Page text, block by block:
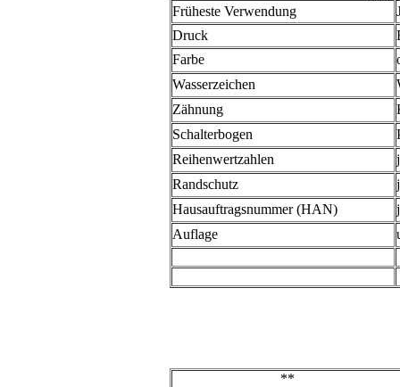
Früheste Verwendung
Druck
Farbe
Wasserzeichen
Zähnung
Schalterbogen
Reihenwertzahlen
Randschutz
Hausauftragsnummer (HAN)
Auflage
**